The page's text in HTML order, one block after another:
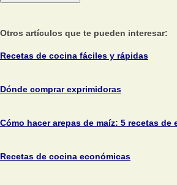
Otros artículos que te pueden interesar:
Recetas de cocina fáciles y rápidas
Dónde comprar exprimidoras
Cómo hacer arepas de maíz: 5 recetas de
Recetas de cocina económicas